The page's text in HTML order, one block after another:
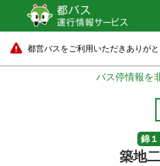
都営バスをご利用いただきありがと
バス停情報を
錦１
築地